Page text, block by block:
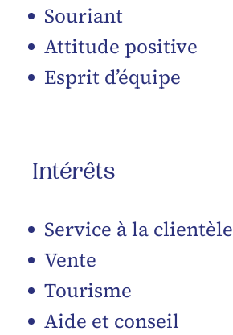
Souriant
Attitude positive
Esprit d’équipe
Intérêts
Service à la clientèle
Vente
Tourisme
Aide et conseil